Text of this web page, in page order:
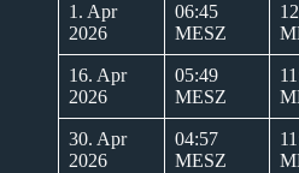
1. Apr
2026
06:45
MESZ
16. Apr
2026
05:49
MESZ
30. Apr
2026
04:57
MESZ